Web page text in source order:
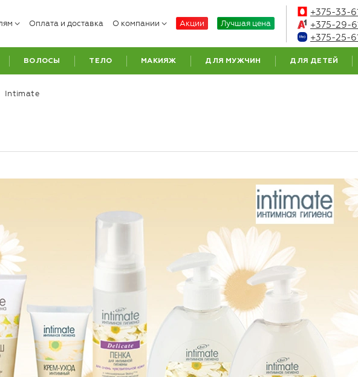
Оплата и доставка О компании Акции Лучшая цена
+375-33-
+375-29-
+375-25-
ВОЛОСЫ ТЕЛО МАКИЯЖ ДЛЯ МУЖЧИН ДЛЯ ДЕТЕЙ
Intimate